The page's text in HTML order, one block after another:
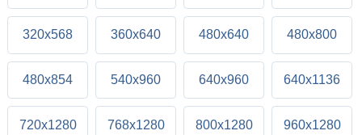
320x568 360x640 480x640 480x800
480x854 540x960 640x960 640x1136
720x1280 768x1280 800x1280 960x1280